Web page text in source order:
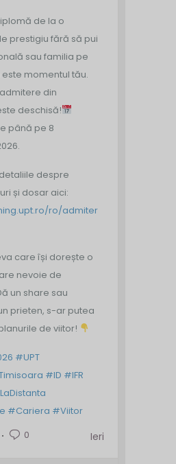
de la o
prestigiu fără să pui
sau familia pe
momentul tău.
din
deschisă!
până pe 8
despre
și dosar aici:
ro/admiter
care își dorește o
nevoie de
un share sau
prieten, s-ar putea
de viitor!
#UPT
#ID #IFR
#Cariera #Viitor
0 Ieri